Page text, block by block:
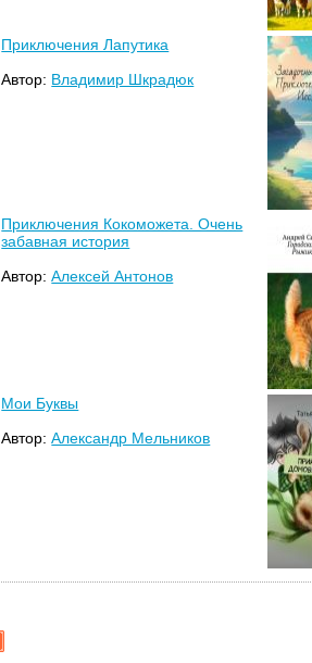
Приключения Лапутика
Автор: Владимир Шкрадюк
Приключения Кокоможета. Очень
забавная история
Автор:Алексей Антонов
Мои Буквы
Автор:Александр Мельников